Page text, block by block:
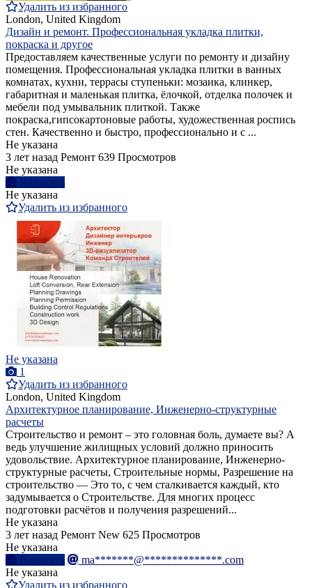
Удалить из избранного
London, United Kingdom
Дизайн и ремонт. Профессиональная укладка плитки,
покраска и другое
Предоставляем качественные услуги по ремонту и дизайну
помещения. Профессиональная укладка плитки в ванных
комнатах, кухни, террасы ступеньки: мозаика, клинкер,
габаритная и маленькая плитка, ёлочкой, отделка полочек и
мебели под умывальник плиткой. Также
покраска,гипсокартоновые работы, художественная роспись
стен. Качественно и быстро, профессионально и с ...
Не указана
3 лет назад Ремонт 639 Просмотров
Не указана
Написать
Не указана
Удалить из избранного
Не указана
1
Удалить из избранного
London, United Kingdom
Архитектурное планирование, Инженерно-структурные
расчеты
Строительство и ремонт – это головная боль, думаете вы? А
ведь улучшение жилищных условий должно приносить
удовольствие. Архитектурное планирование, Инженерно-
структурные расчеты, Строительные нормы, Разрешение на
строительство — Это то, с чем сталкивается каждый, кто
задумывается о Строительстве. Для многих процесс
подготовки расчётов и получения разрешений...
Не указана
3 лет назад Ремонт New 625 Просмотров
Не указана
Написать
ma*******@**************.com
Не указана
Удалить из избранного